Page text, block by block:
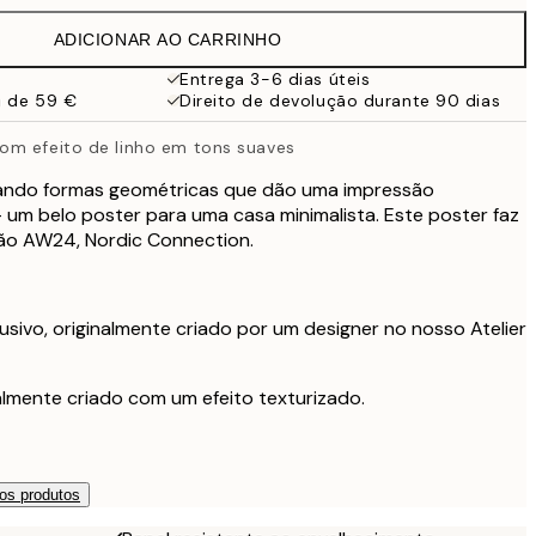
27,45 €
32,45 €
59,50 €
119 €
ADICIONAR AO CARRINHO
Entrega 3-6 dias úteis
de 59 €
Direito de devolução durante 90 dias
efeito de linho em tons suaves
formas geométricas que dão uma impressão
belo poster para uma casa minimalista. Este poster faz
AW24, Nordic Connection.
originalmente criado por um designer no nosso Atelier
criado com um efeito texturizado.
produtos